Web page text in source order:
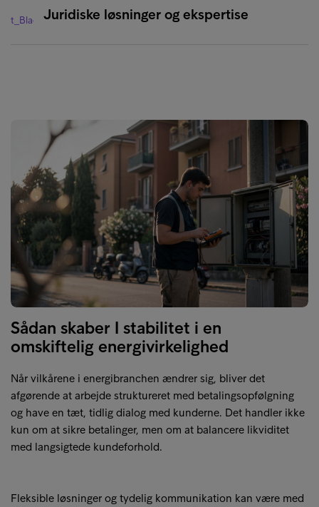
Juridiske løsninger og ekspertise
Sådan skaber I stabilitet i en
omskiftelig energivirkelighed
Når vilkårene i energibranchen ændrer sig, bliver det
afgørende at arbejde struktureret med betalingsopfølgning
og have en tæt, tidlig dialog med kunderne. Det handler ikke
kun om at sikre betalinger, men om at balancere likviditet
med langsigtede kundeforhold.
Fleksible løsninger og tydelig kommunikation kan være med